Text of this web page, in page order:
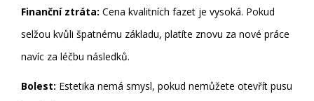
Finanční ztráta: Cena kvalitních fazet je vysoká. Pokud
selžou kvůli špatnému základu, platíte znovu za nové práce
navíc za léčbu následků.
Bolest: Estetika nemá smysl, pokud nemůžete otevřít pusu